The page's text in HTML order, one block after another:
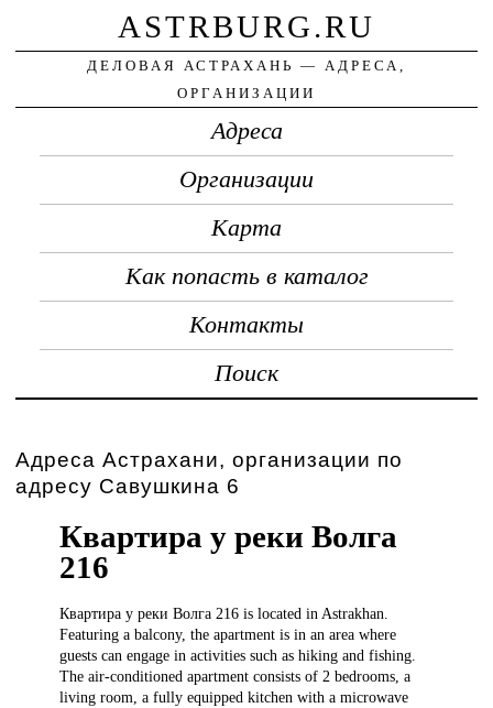
ASTRBURG.RU
ДЕЛОВАЯ АСТРАХАНЬ — АДРЕСА,
ОРГАНИЗАЦИИ
Адреса
Организации
Карта
Как попасть в каталог
Контакты
Поиск
Адреса Астрахани, организации по
адресу Савушкина 6
Квартира у реки Волга
216
Квартира уреки Волга 216 is located in Astrakhan.
Featuring a balcony, the apartment is in an area where
guests can engage in activities such as hiking and fishing.
The air-conditioned apartment consists of 2 bedrooms, a
living room, a fully equipped kitchen with a microwave